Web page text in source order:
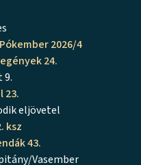
2026/4
24.
9.
23.
eljövetel
ksz
43.
Vasember